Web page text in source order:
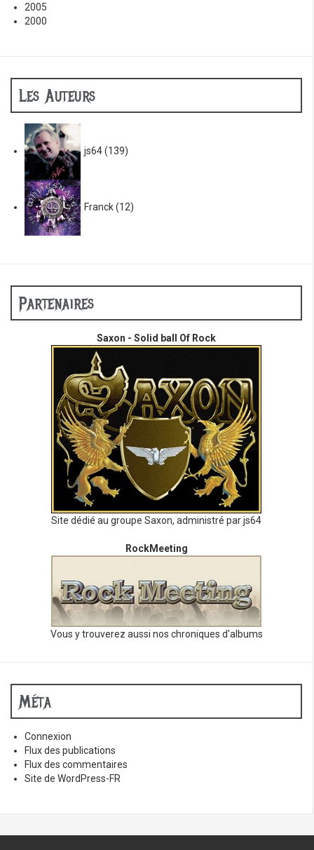
2005
2000
Les Auteurs
js64(139)
Franck(12)
Partenaires
Saxon - Solid ball Of Rock
Site dédié au groupe Saxon, administré par js64
RockMeeting
Vous y trouverez aussi nos chroniques d'albums
Méta
Connexion
Flux des publications
Flux des commentaires
Site de WordPress-FR